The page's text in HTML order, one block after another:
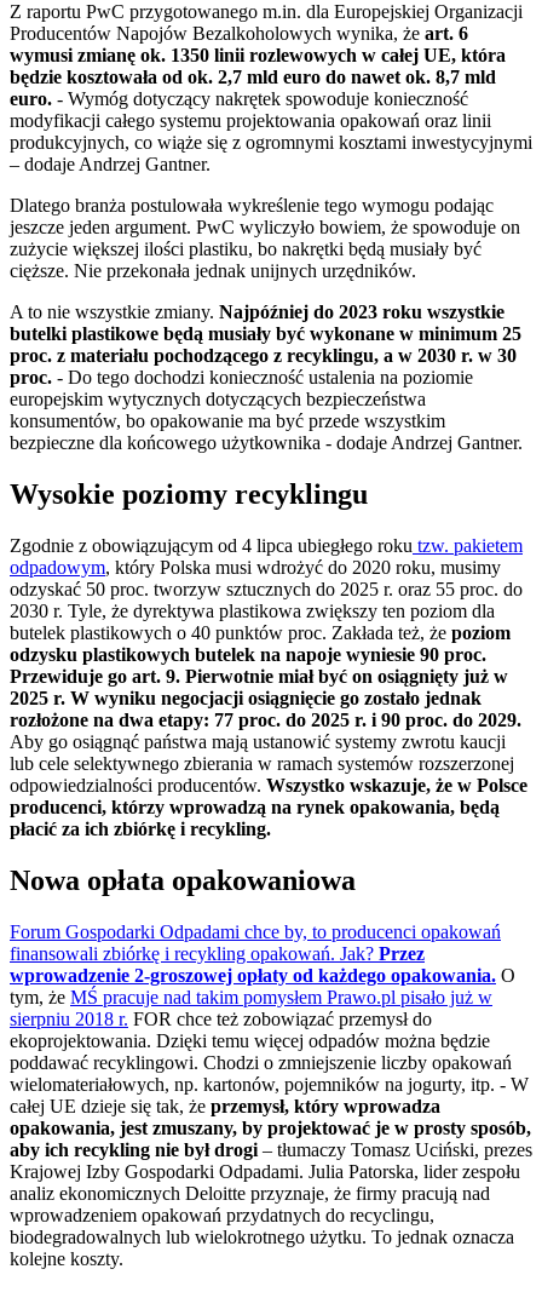
Z raportu PwC przygotowanego m.in. dla Europejskiej Organizacji
Producentów Napojów Bezalkoholowych wynika, że art. 6
wymusi zmianę ok. 1350 linii rozlewowych w całej UE, która
będzie kosztowała od ok. 2,7 mld euro do nawet ok. 8,7 mld
euro. - Wymóg dotyczący nakrętek spowoduje konieczność
modyfikacji całego systemu projektowania opakowań oraz linii
produkcyjnych, co wiąże się z ogromnymi kosztami inwestycyjnymi
– dodaje Andrzej Gantner.
Dlatego branża postulowała wykreślenie tego wymogu podając
jeszcze jeden argument. PwC wyliczyło bowiem, że spowoduje on
zużycie większej ilości plastiku, bo nakrętki będą musiały być
cięższe. Nie przekonała jednak unijnych urzędników.
A to nie wszystkie zmiany. Najpóźniej do 2023 roku wszystkie
butelki plastikowe będą musiały być wykonane w minimum 25
proc. z materiału pochodzącego z recyklingu, a w 2030 r. w 30
proc. - Do tego dochodzi konieczność ustalenia na poziomie
europejskim wytycznych dotyczących bezpieczeństwa
konsumentów, bo opakowanie ma być przede wszystkim
bezpieczne dla końcowego użytkownika - dodaje Andrzej Gantner.
Wysokie poziomy recyklingu
Zgodnie z obowiązującym od 4 lipca ubiegłego roku tzw. pakietem
odpadowym, który Polska musi wdrożyć do 2020 roku, musimy
odzyskać 50 proc. tworzyw sztucznych do 2025 r. oraz 55 proc. do
2030 r. Tyle, że dyrektywa plastikowa zwiększy ten poziom dla
butelek plastikowych o 40 punktów proc. Zakłada też, że poziom
odzysku plastikowych butelek na napoje wyniesie 90 proc.
Przewiduje go art. 9. Pierwotnie miał być on osiągnięty już w
2025 r. W wyniku negocjacji osiągnięcie go zostało jednak
rozłożone na dwa etapy: 77 proc. do 2025 r. i 90 proc. do 2029.
Aby go osiągnąć państwa mają ustanowić systemy zwrotu kaucji
lub cele selektywnego zbierania w ramach systemów rozszerzonej
odpowiedzialności producentów. Wszystko wskazuje, że w Polsce
producenci, którzy wprowadzą na rynek opakowania, będą
płacić za ich zbiórkę i recykling.
Nowa opłata opakowaniowa
Forum Gospodarki Odpadami chce by, to producenci opakowań
finansowali zbiórkę i recykling opakowań. Jak? Przez
wprowadzenie 2-groszowej opłaty od każdego opakowania. O
tym, że MŚ pracuje nad takim pomysłem Prawo.pl pisało już w
sierpniu 2018 r. FOR chce też zobowiązać przemysł do
ekoprojektowania. Dzięki temu więcej odpadów można będzie
poddawać recyklingowi. Chodzi o zmniejszenie liczby opakowań
wielomateriałowych, np. kartonów, pojemników na jogurty, itp. - W
całej UE dzieje się tak, że przemysł, który wprowadza
opakowania, jest zmuszany, by projektować je w prosty sposób,
aby ich recykling nie był drogi – tłumaczy Tomasz Uciński, prezes
Krajowej Izby Gospodarki Odpadami. Julia Patorska, lider zespołu
analiz ekonomicznych Deloitte przyznaje, że firmy pracują nad
wprowadzeniem opakowań przydatnych do recyclingu,
biodegradowalnych lub wielokrotnego użytku. To jednak oznacza
kolejne koszty.